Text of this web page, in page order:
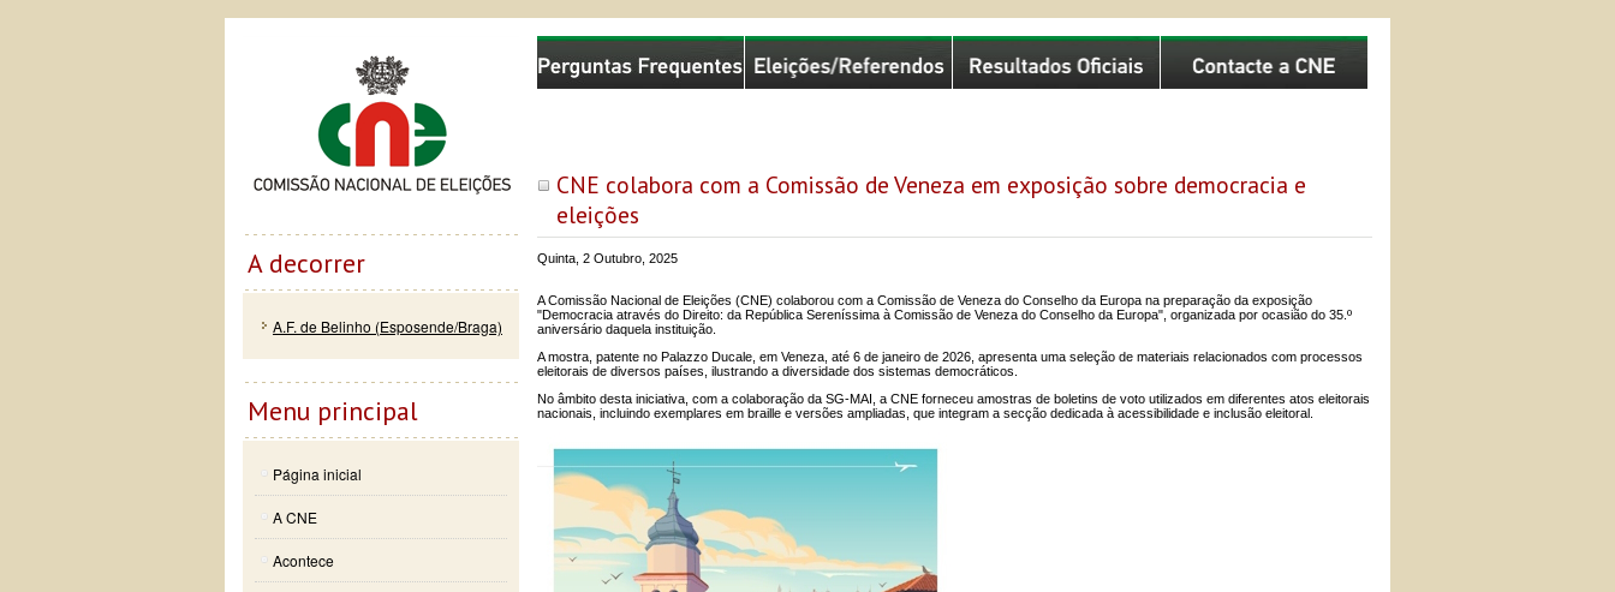
CNE colabora com a Comissão de Veneza em exposição sobre democracia e
eleições
Quinta, 2 Outubro, 2025
A Comissão Nacional de Eleições (CNE) colaborou com a Comissão de Veneza do Conselho da Europa na preparação da exposição
"Democracia através do Direito: da República Sereníssima à Comissão de Veneza do Conselho da Europa", organizada por ocasião do 35.º
aniversário daquela instituição.
A mostra, patente no Palazzo Ducale, em Veneza, até 6 de janeiro de 2026, apresenta uma seleção de materiais relacionados com processos
eleitorais de diversos países, ilustrando a diversidade dos sistemas democráticos.
No âmbito desta iniciativa, com a colaboração da SG-MAI, a CNE forneceu amostras de boletins de voto utilizados em diferentes atos eleitorais
nacionais, incluindo exemplares em braille e versões ampliadas, que integram a secção dedicada à acessibilidade e inclusão eleitoral.
Comissão Nacional de Eleições
A decorrer
A.F. de Belinho (Esposende/Braga)
Menu principal
Página inicial
A CNE
Acontece